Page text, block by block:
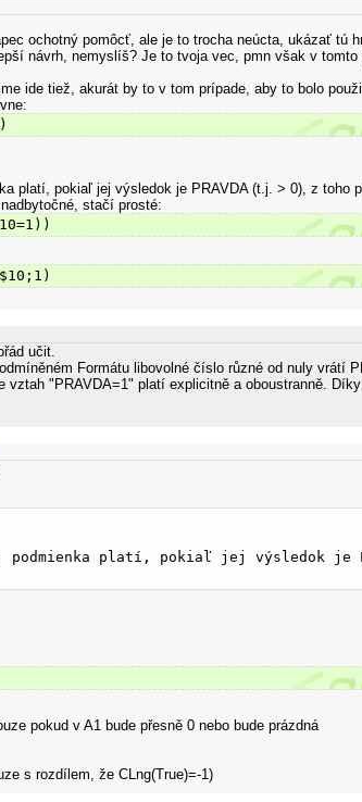
ochotný pomôcť, ale je to trocha neúcta, ukázať tú
návrh, nemyslíš? Je to tvoja vec, pmn však v tomto
ide tiež, akurát by to v tom prípade, aby to bolo
platí, pokiaľ jej výsledok je PRAVDA (t.j. > 0), z toho
stačí prosté:
učit.
Formátu libovolné číslo různé od nuly vrátí
vztah "PRAVDA=1" platí explicitně a oboustranně.
podmienka platí, pokiaľ jej výsledok je
pokud v A1 bude přesně 0 nebo bude prázdná
s rozdílem, že CLng(True)=-1)